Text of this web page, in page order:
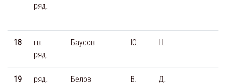
ряд.
18
гв.
ряд.
Баусов Ю. Н.
19 ряд. Белов В. Д.